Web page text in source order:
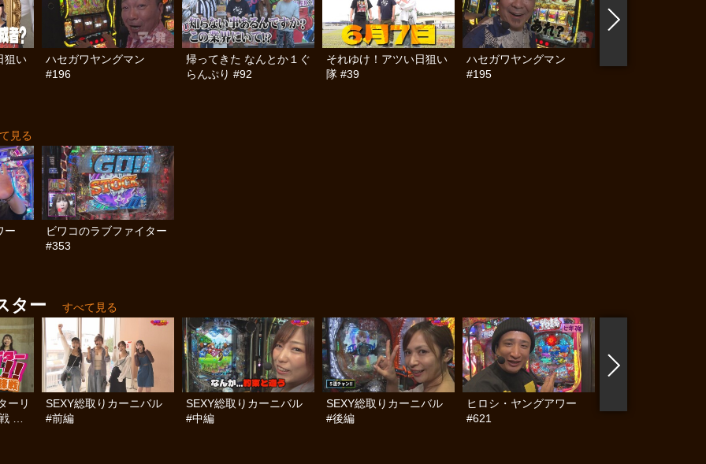
狙い
ハセガワヤングマン
#196
帰ってきた なんとか１ぐ
らんぷり #92
それゆけ！アツい日狙い
隊 #39
ハセガワヤングマン
#195
見る
ー
ビワコのラブファイター
#353
ター すべて見る
ーリ
前
SEXY総取りカーニバル
#前編
SEXY総取りカーニバル
#中編
SEXY総取りカーニバル
#後編
ヒロシ・ヤングアワー
#621